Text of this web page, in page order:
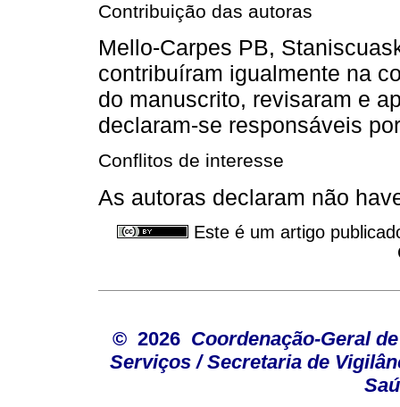
Contribuição das autoras
Mello-Carpes PB,
contribuíram igualmente na
do manuscrito, revisaram e
declaram-se responsáveis
Conflitos de interesse
As autoras declaram não
Este é um artigo
© 2026 Coordenação-Geral
Serviços / Secretaria de